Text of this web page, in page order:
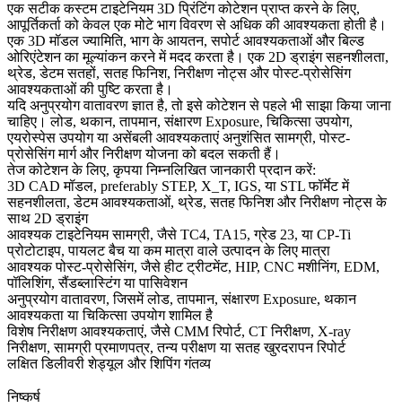
एक सटीक कस्टम टाइटेनियम 3D प्रिंटिंग कोटेशन प्राप्त करने के लिए,
आपूर्तिकर्ता को केवल एक मोटे भाग विवरण से अधिक की आवश्यकता होती है।
एक 3D मॉडल ज्यामिति, भाग के आयतन, सपोर्ट आवश्यकताओं और बिल्ड
ओरिएंटेशन का मूल्यांकन करने में मदद करता है। एक 2D ड्राइंग सहनशीलता,
थ्रेड, डेटम सतहों, सतह फिनिश, निरीक्षण नोट्स और पोस्ट-प्रोसेसिंग
आवश्यकताओं की पुष्टि करता है।
यदि अनुप्रयोग वातावरण ज्ञात है, तो इसे कोटेशन से पहले भी साझा किया जाना
चाहिए। लोड, थकान, तापमान, संक्षारण Exposure, चिकित्सा उपयोग,
एयरोस्पेस उपयोग या असेंबली आवश्यकताएं अनुशंसित सामग्री, पोस्ट-
प्रोसेसिंग मार्ग और निरीक्षण योजना को बदल सकती हैं।
तेज कोटेशन के लिए, कृपया निम्नलिखित जानकारी प्रदान करें:
3D CAD मॉडल, preferably STEP, X_T, IGS, या STL फॉर्मेट में
सहनशीलता, डेटम आवश्यकताओं, थ्रेड, सतह फिनिश और निरीक्षण नोट्स के
साथ 2D ड्राइंग
आवश्यक टाइटेनियम सामग्री, जैसे TC4, TA15, ग्रेड 23, या CP-Ti
प्रोटोटाइप, पायलट बैच या कम मात्रा वाले उत्पादन के लिए मात्रा
आवश्यक पोस्ट-प्रोसेसिंग, जैसे हीट ट्रीटमेंट, HIP, CNC मशीनिंग, EDM,
पॉलिशिंग, सैंडब्लास्टिंग या पासिवेशन
अनुप्रयोग वातावरण, जिसमें लोड, तापमान, संक्षारण Exposure, थकान
आवश्यकता या चिकित्सा उपयोग शामिल है
विशेष निरीक्षण आवश्यकताएं, जैसे CMM रिपोर्ट, CT निरीक्षण, X-ray
निरीक्षण, सामग्री प्रमाणपत्र, तन्य परीक्षण या सतह खुरदरापन रिपोर्ट
लक्षित डिलीवरी शेड्यूल और शिपिंग गंतव्य
निष्कर्ष